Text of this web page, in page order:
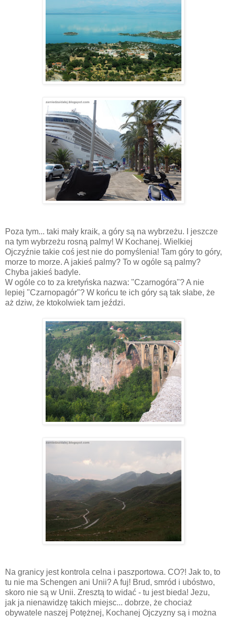
Poza tym... taki mały kraik, a góry są na wybrzeżu. I jeszcze
na tym wybrzeżu rosną palmy! W Kochanej. Wielkiej
Ojczyźnie takie coś jest nie do pomyślenia! Tam góry to góry,
morze to morze. A jakieś palmy? To w ogóle są palmy?
Chyba jakieś badyle.
W ogóle co to za kretyńska nazwa: "Czarnogóra"? A nie
lepiej "Czarnopagór"? W końcu te ich góry są tak słabe, że
aż dziw, że ktokolwiek tam jeździ.
Na granicy jest kontrola celna i paszportowa. CO?! Jak to, to
tu nie ma Schengen ani Unii? A fuj! Brud, smród i ubóstwo,
skoro nie są w Unii. Zresztą to widać - tu jest bieda! Jezu,
jak ja nienawidzę takich miejsc... dobrze, że chociaż
obywatele naszej Potężnej, Kochanej Ojczyzny są i można